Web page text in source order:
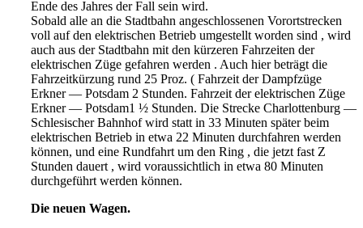
Ende des Jahres der Fall sein wird.
Sobald alle an die Stadtbahn angeschlossenen Vorortstrecken
voll auf den elektrischen Betrieb umgestellt worden sind , wird
auch aus der Stadtbahn mit den kürzeren Fahrzeiten der
elektrischen Züge gefahren werden . Auch hier beträgt die
Fahrzeitkürzung rund 25 Proz. ( Fahrzeit der Dampfzüge
Erkner — Potsdam 2 Stunden. Fahrzeit der elektrischen Züge
Erkner — Potsdam1 ½ Stunden. Die Strecke Charlottenburg —
Schlesischer Bahnhof wird statt in 33 Minuten später beim
elektrischen Betrieb in etwa 22 Minuten durchfahren werden
können, und eine Rundfahrt um den Ring , die jetzt fast Z
Stunden dauert , wird voraussichtlich in etwa 80 Minuten
durchgeführt werden können.
Die neuen Wagen.